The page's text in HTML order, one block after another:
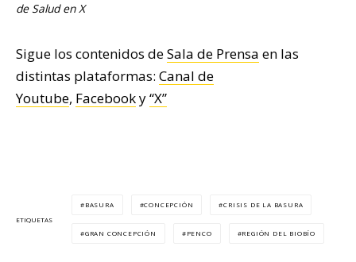
de Salud en X
Sigue los contenidos deSala de Prensa en las
distintas plataformas: Canal de
Youtube, Facebooky“X”
ETIQUETAS
BASURA CONCEPCIÓN CRISIS DE LA BASURA
GRAN CONCEPCIÓN PENCO REGIÓN DEL BIOBÍO